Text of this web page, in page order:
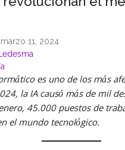
marzo 11, 2024
es uno de los más
la IA causó más de mil
45.000 puestos de
el mundo tecnológico.